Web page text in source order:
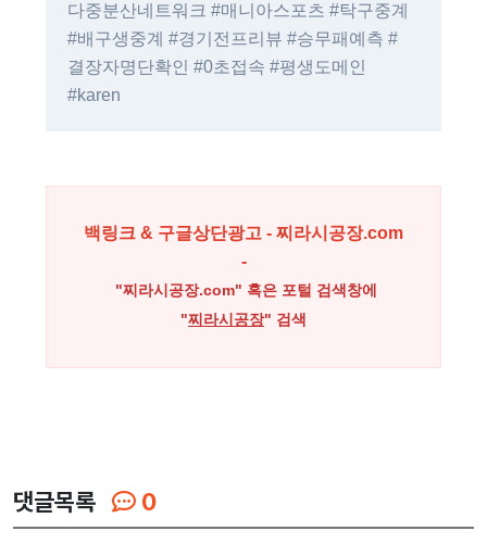
다중분산네트워크 #매니아스포츠 #탁구중계
#배구생중계 #경기전프리뷰 #승무패예측 #
결장자명단확인 #0초접속 #평생도메인
#karen
백링크 & 구글상단광고 - 찌라시공장.com
-
"찌라시공장.com" 혹은 포털 검색창에
"찌라시공장" 검색
댓글목록 0